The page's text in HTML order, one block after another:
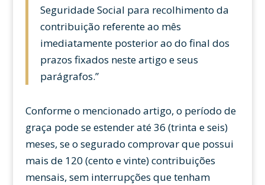
Seguridade Social para recolhimento da
contribuição referente ao mês
imediatamente posterior ao do final dos
prazos fixados neste artigo e seus
parágrafos.”
Conforme o mencionado artigo, o período de
graça pode se estender até 36 (trinta e seis)
meses, se o segurado comprovar que possui
mais de 120 (cento e vinte) contribuições
mensais, sem interrupções que tenham